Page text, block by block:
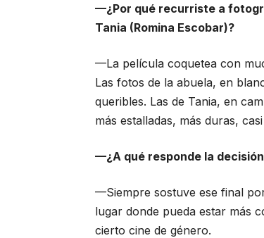
—¿Por qué recurriste a
Tania (Romina Escobar)?
—La película coquetea con
Las fotos de la abuela, en
queribles. Las de Tania, en
más estalladas, más duras,
—¿A qué responde la
—Siempre sostuve ese final
lugar donde pueda estar más
cierto cine de género.